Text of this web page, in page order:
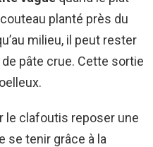
planté près du
milieu, il peut rester
pâte crue. Cette sortie
le clafoutis reposer une
se tenir grâce à la